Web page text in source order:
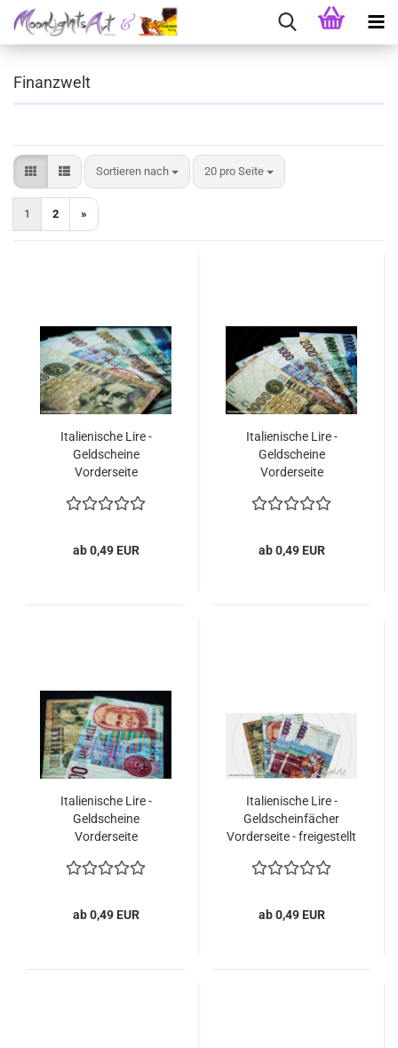
Finanzwelt
Sortieren nach
Sortieren nach 20 pro Seite
pro Seite
1 2 »
Italienische Lire -
Geldscheine
Vorderseite
ab 0,49 EUR
Italienische Lire -
Geldscheine
Vorderseite
ab 0,49 EUR
Italienische Lire -
Geldscheine
Vorderseite
ab 0,49 EUR
Italienische Lire -
Geldscheinfächer
Vorderseite - freigestellt
ab 0,49 EUR